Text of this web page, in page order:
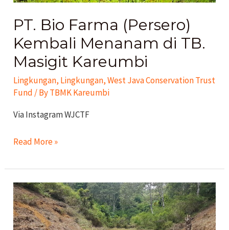
PT. Bio Farma (Persero)
Kembali Menanam di TB.
Masigit Kareumbi
Lingkungan, Lingkungan,West Java Conservation Trust
Fund / ByTBMK Kareumbi
Via Instagram WJCTF
Read More »
Suaka
Merak
TBMK